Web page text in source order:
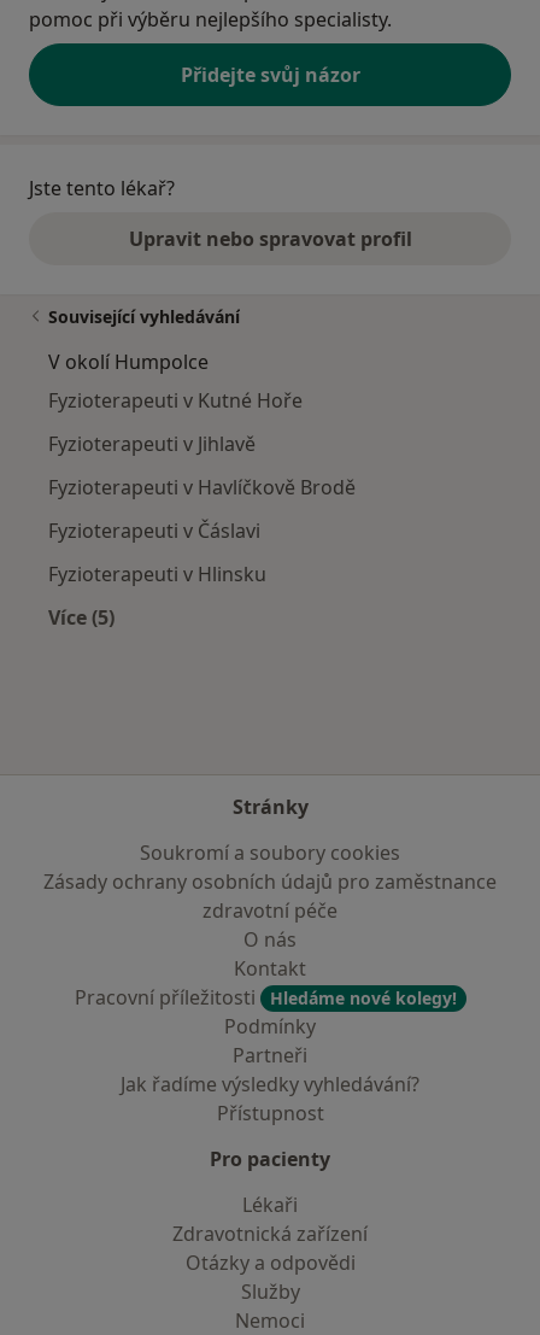
pomoc při výběru nejlepšího specialisty.
Přidejte svůj názor
Jste tento lékař?
Upravit nebo spravovat profil
Související vyhledávání
V okolí Humpolce
Fyzioterapeuti v Kutné Hoře
Fyzioterapeuti v Jihlavě
Fyzioterapeuti v Havlíčkově Brodě
Fyzioterapeuti v Čáslavi
Fyzioterapeuti v Hlinsku
Více (5)
Stránky
Soukromí a soubory cookies
Zásady ochrany osobních údajů pro zaměstnance
zdravotní péče
O nás
Kontakt
Pracovní příležitosti
Hledáme nové kolegy!
Podmínky
Partneři
Jak řadíme výsledky vyhledávání?
Přístupnost
Pro pacienty
Lékaři
Zdravotnická zařízení
Otázky a odpovědi
Služby
Nemoci